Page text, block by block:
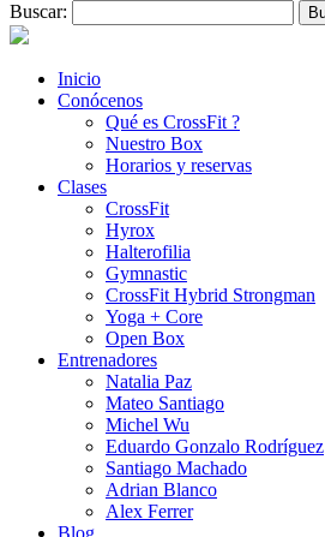
Buscar:
Inicio
Conócenos
Qué es CrossFit ?
Nuestro Box
Horarios y reservas
Clases
CrossFit
Hyrox
Halterofilia
Gymnastic
CrossFit Hybrid Strongman
Yoga + Core
Open Box
Entrenadores
Natalia Paz
Mateo Santiago
Michel Wu
Eduardo Gonzalo Rodríguez
Santiago Machado
Adrian Blanco
Alex Ferrer